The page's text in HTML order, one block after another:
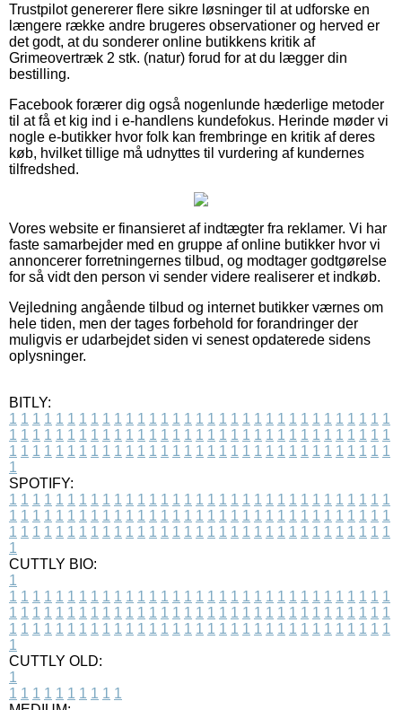
Trustpilot genererer flere sikre løsninger til at udforske en
længere række andre brugeres observationer og herved er
det godt, at du sonderer online butikkens kritik af
Grimeovertræk 2 stk. (natur) forud for at du lægger din
bestilling.
Facebook forærer dig også nogenlunde hæderlige metoder
til at få et kig ind i e-handlens kundefokus. Herinde møder vi
nogle e-butikker hvor folk kan frembringe en kritik af deres
køb, hvilket tillige må udnyttes til vurdering af kundernes
tilfredshed.
Vores website er finansieret af indtægter fra reklamer. Vi har
faste samarbejder med en gruppe af online butikker hvor vi
annoncerer forretningernes tilbud, og modtager godtgørelse
for så vidt den person vi sender videre realiserer et indkøb.
Vejledning angående tilbud og internet butikker værnes om
hele tiden, men der tages forbehold for forandringer der
muligvis er udarbejdet siden vi senest opdaterede sidens
oplysninger.
BITLY:
1 1 1 1 1 1 1 1 1 1 1 1 1 1 1 1 1 1 1 1 1 1 1 1 1 1 1 1 1 1 1 1 1
1 1 1 1 1 1 1 1 1 1 1 1 1 1 1 1 1 1 1 1 1 1 1 1 1 1 1 1 1 1 1 1 1
1 1 1 1 1 1 1 1 1 1 1 1 1 1 1 1 1 1 1 1 1 1 1 1 1 1 1 1 1 1 1 1 1
1
SPOTIFY:
1 1 1 1 1 1 1 1 1 1 1 1 1 1 1 1 1 1 1 1 1 1 1 1 1 1 1 1 1 1 1 1 1
1 1 1 1 1 1 1 1 1 1 1 1 1 1 1 1 1 1 1 1 1 1 1 1 1 1 1 1 1 1 1 1 1
1 1 1 1 1 1 1 1 1 1 1 1 1 1 1 1 1 1 1 1 1 1 1 1 1 1 1 1 1 1 1 1 1
1
CUTTLY BIO:
1
1 1 1 1 1 1 1 1 1 1 1 1 1 1 1 1 1 1 1 1 1 1 1 1 1 1 1 1 1 1 1 1 1
1 1 1 1 1 1 1 1 1 1 1 1 1 1 1 1 1 1 1 1 1 1 1 1 1 1 1 1 1 1 1 1 1
1 1 1 1 1 1 1 1 1 1 1 1 1 1 1 1 1 1 1 1 1 1 1 1 1 1 1 1 1 1 1 1 1
1
CUTTLY OLD:
1
1 1 1 1 1 1 1 1 1 1